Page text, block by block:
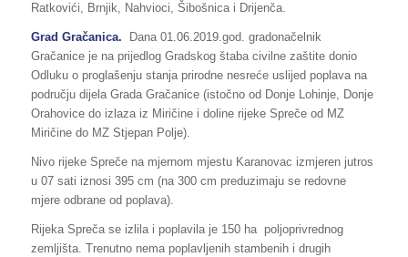
Ratkovići, Brnjik, Nahvioci, Šibošnica i Drijenča.
Grad Gračanica.
Dana 01.06.2019.god. gradonačelnik
Gračanice je na prijedlog Gradskog štaba civilne zaštite donio
Odluku o proglašenju stanja prirodne nesreće uslijed poplava na
području dijela Grada Gračanice (istočno od Donje Lohinje, Donje
Orahovice do izlaza iz Miričine i doline rijeke Spreče od MZ
Miričine do MZ Stjepan Polje).
Nivo rijeke Spreče na mjernom mjestu Karanovac izmjeren jutros
u 07 sati iznosi 395 cm (na 300 cm preduzimaju se redovne
mjere odbrane od poplava).
Rijeka Spreča se izlila i poplavila je 150 ha poljoprivrednog
zemljišta. Trenutno nema poplavljenih stambenih i drugih